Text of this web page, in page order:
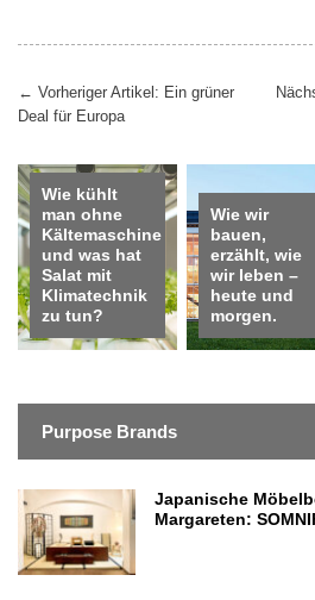
← Vorheriger Artikel: Ein grüner
Deal für Europa
Wie kühlt
man ohne
Kältemaschine
und was hat
Salat mit
Klimatechnik
zu tun?
Wie wir
bauen,
erzählt, wie
wir leben –
heute und
morgen.
Purpose Brands
Japanische
Margareten: